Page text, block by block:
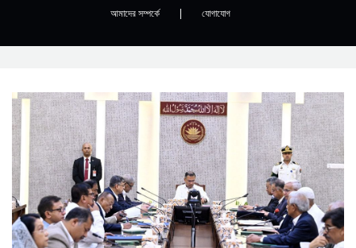
আমাদের সম্পর্কে | যোগাযোগ